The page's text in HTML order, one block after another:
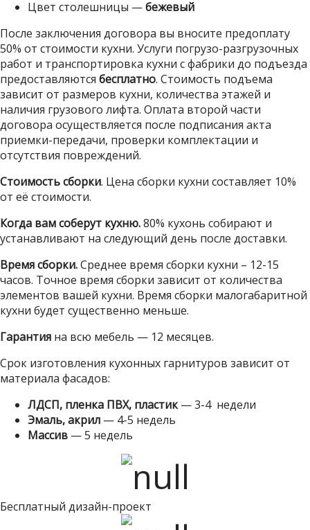
Цвет столешницы —бежевый
После заключения договора вы вносите предоплату
50% от стоимости кухни. Услуги погрузо-разгрузочных
работ и транспортировка кухни с фабрики до подъезда
предоставляются бесплатно. Стоимость подъема
зависит от размеров кухни, количества этажей и
наличия грузового лифта. Оплата второй части
договора осуществляется после подписания акта
приемки-передачи, проверки комплектации и
отсутствия повреждений.
Стоимость сборки. Цена сборки кухни составляет 10%
от её стоимости.
Когда вам соберут кухню.80% кухонь собирают и
устанавливают на следующий день после доставки.
Время сборки.Среднее время сборки кухни – 12-15
часов. Точное время сборки зависит от количества
элементов вашей кухни. Время сборки малогабаритной
кухни будет существенно меньше.
Гарантия на всю мебель — 12 месяцев.
Срок изготовления кухонных гарнитуров зависит от
материала фасадов:
ЛДСП, пленка ПВХ, пластик— 3-4 недели
Эмаль, акрил — 4-5 недель
Массив — 5 недель
Бесплатный дизайн-проект